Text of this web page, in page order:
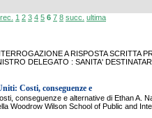
1 2 3 4 5 6 7 8 succ. ultima
A RISPOSTA SCRITTA
DELEGATO : SANITA'
Costi, conseguenze e
conseguenze e alternative di Ethan A.
Woodrow Wilson School of Public and